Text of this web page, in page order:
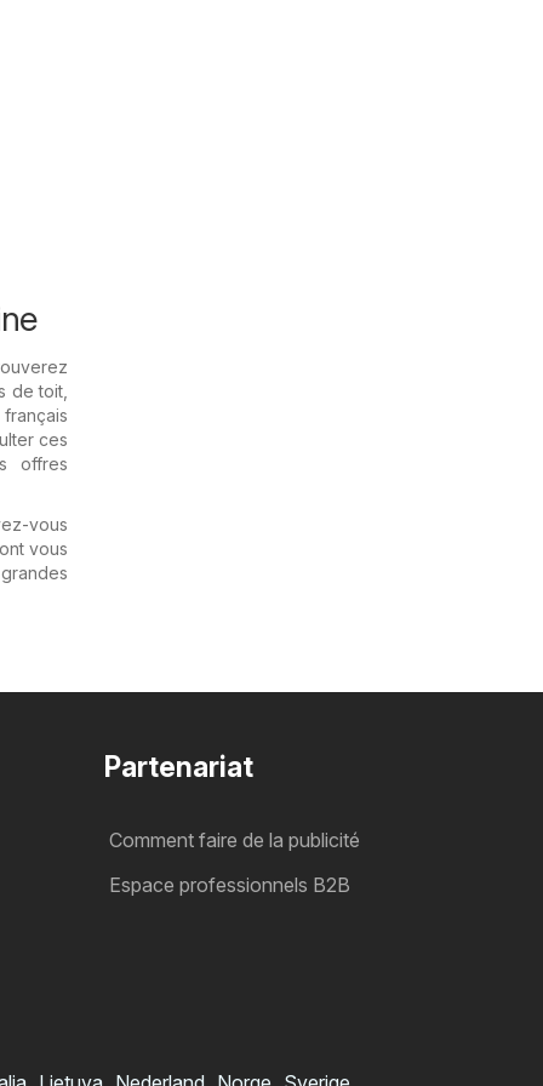
de toit,
ces
offres
vous
vous
Partenariat
Comment faire de la publicité
Espace professionnels B2B